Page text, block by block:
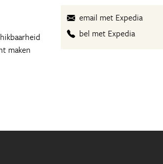
maken
email met Expedia
bel met Expedia